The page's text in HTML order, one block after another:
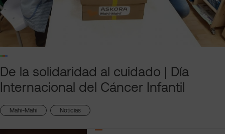
De la solidaridad al cuidado | Día
Internacional del Cáncer Infantil
Mahi-Mahi Noticias